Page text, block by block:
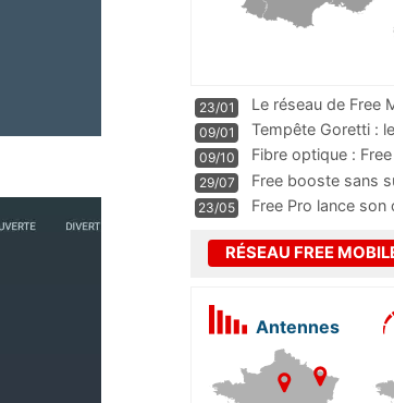
23/01
Le réseau de Free
m
09/01
Tempête Goretti :
09/10
Fibre optique :
pass
29/07
Free booste sans
23/05 Free Pro lance
RÉSEAU FREE
Antennes